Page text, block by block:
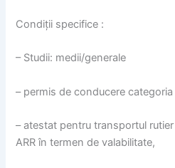
Condiții specifice :
– Studii: medii/generale
– permis de conducere categoria
– atestat pentru transportul
ARR în termen de valabilitate,